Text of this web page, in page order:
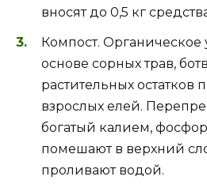
вносят до 0,5 кг
Компост.
основе сорных трав,
растительных остатков
взрослых елей.
богатый калием,
помешают в верхний
проливают водой.